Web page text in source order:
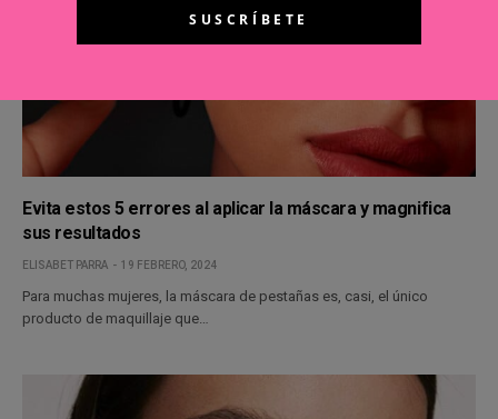
Evita estos 5 errores al aplicar la máscara y magnifica
sus resultados
ELISABET PARRA 19 FEBRERO, 2024
Para muchas mujeres, la máscara de pestañas es, casi, el único
producto de maquillaje que…